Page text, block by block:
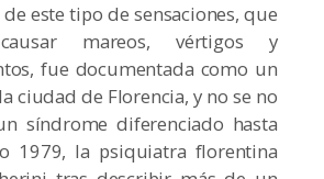
este tipo de sensaciones, que
mareos, vértigos y
fue documentada como un
ciudad de Florencia, y no se no
síndrome diferenciado hasta
1979, la psiquiatra florentina